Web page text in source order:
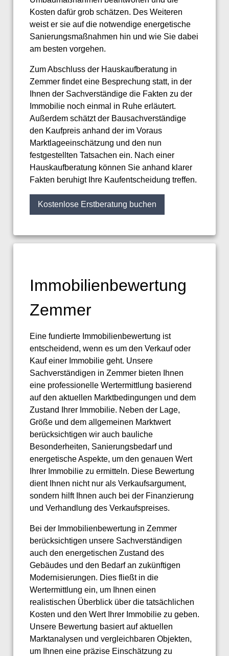
Kosten dafür grob schätzen. Des Weiteren
weist er sie auf die notwendige energetische
Sanierungsmaßnahmen hin und wie Sie dabei
am besten vorgehen.
Zum Abschluss der Hauskaufberatung in
Zemmer findet eine Besprechung statt, in der
Ihnen der Sachverständige die Fakten zu der
Immobilie noch einmal in Ruhe erläutert.
Außerdem schätzt der Bausachverständige
den Kaufpreis anhand der im Voraus
Marktlageeinschätzung und den nun
festgestellten Tatsachen ein. Nach einer
Hauskaufberatung können Sie anhand klarer
Fakten beruhigt Ihre Kaufentscheidung treffen.
Kostenlose Erstberatung buchen
Immobilienbewertung
Zemmer
Eine fundierte Immobilienbewertung ist
entscheidend, wenn es um den Verkauf oder
Kauf einer Immobilie geht. Unsere
Sachverständigen in Zemmer bieten Ihnen
eine professionelle Wertermittlung basierend
auf den aktuellen Marktbedingungen und dem
Zustand Ihrer Immobilie. Neben der Lage,
Größe und dem allgemeinen Marktwert
berücksichtigen wir auch bauliche
Besonderheiten, Sanierungsbedarf und
energetische Aspekte, um den genauen Wert
Ihrer Immobilie zu ermitteln. Diese Bewertung
dient Ihnen nicht nur als Verkaufsargument,
sondern hilft Ihnen auch bei der Finanzierung
und Verhandlung des Verkaufspreises.
Bei der Immobilienbewertung in Zemmer
berücksichtigen unsere Sachverständigen
auch den energetischen Zustand des
Gebäudes und den Bedarf an zukünftigen
Modernisierungen. Dies fließt in die
Wertermittlung ein, um Ihnen einen
realistischen Überblick über die tatsächlichen
Kosten und den Wert Ihrer Immobilie zu geben.
Unsere Bewertung basiert auf aktuellen
Marktanalysen und vergleichbaren Objekten,
um Ihnen eine präzise Einschätzung zu